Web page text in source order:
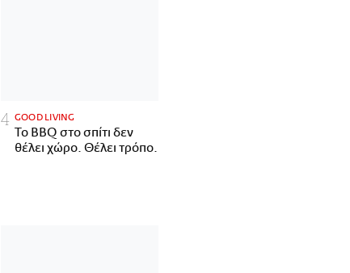
GOOD LIVING
Το BBQ στο σπίτι δεν
θέλει χώρο. Θέλει τρόπο.